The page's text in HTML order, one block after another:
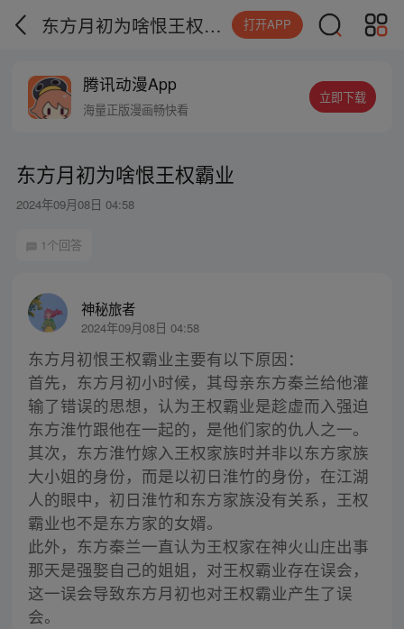
东方月初为啥恨王权霸业 打开APP
腾讯动漫App
海量正版漫画畅快看
立即下载
东方月初为啥恨王权霸业
2024年09月08日 04:58
1个回答
神秘旅者
2024年09月08日 04:58
东方月初恨王权霸业主要有以下原因：
首先，东方月初小时候，其母亲东方秦兰给他灌
输了错误的思想，认为王权霸业是趁虚而入强迫
东方淮竹跟他在一起的，是他们家的仇人之一。
其次，东方淮竹嫁入王权家族时并非以东方家族
大小姐的身份，而是以初日淮竹的身份，在江湖
人的眼中，初日淮竹和东方家族没有关系，王权
霸业也不是东方家的女婿。
此外，东方秦兰一直认为王权家在神火山庄出事
那天是强娶自己的姐姐，对王权霸业存在误会，
这一误会导致东方月初也对王权霸业产生了误
会。